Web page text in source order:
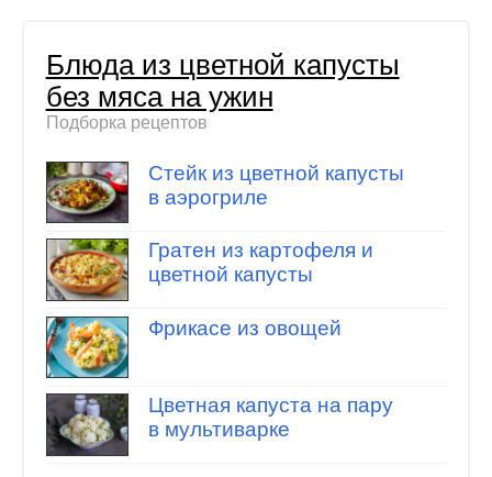
Блюда из цветной капусты
без мяса на ужин
Подборка рецептов
Стейк из цветной капусты
в аэрогриле
Гратен из картофеля и
цветной капусты
Фрикасе из овощей
Цветная капуста на пару
в мультиварке